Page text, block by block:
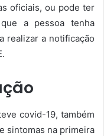
oficiais, ou pode ter
a pessoa tenha
realizar a notificação
covid-19, também
sintomas na primeira